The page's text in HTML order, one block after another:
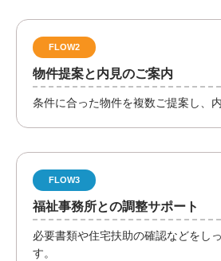
FLOW2
物件提案と内見のご案内
条件に合った物件を複数ご提案し、
FLOW3
福祉事務所との調整サポート
必要書類や住宅扶助の確認などをし
す。